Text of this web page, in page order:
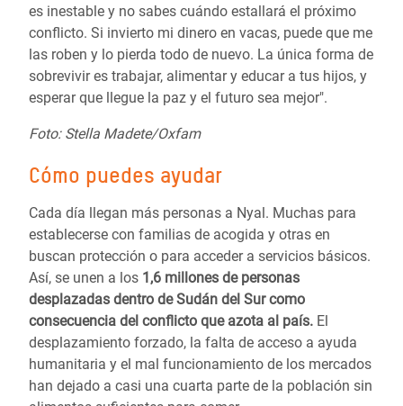
es inestable y no sabes cuándo estallará el próximo
conflicto. Si invierto mi dinero en vacas, puede que me
las roben y lo pierda todo de nuevo. La única forma de
sobrevivir es trabajar, alimentar y educar a tus hijos, y
esperar que llegue la paz y el futuro sea mejor".
Foto: Stella Madete/Oxfam
Cómo puedes ayudar
Cada día llegan más personas a Nyal. Muchas para
establecerse con familias de acogida y otras en
buscan protección o para acceder a servicios básicos.
Así, se unen a los 1,6 millones de personas
desplazadas dentro de Sudán del Sur como
consecuencia del conflicto que azota al país. El
desplazamiento forzado, la falta de acceso a ayuda
humanitaria y el mal funcionamiento de los mercados
han dejado a casi una cuarta parte de la población sin